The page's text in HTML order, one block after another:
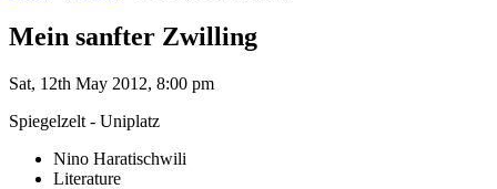
Mein sanfter Zwilling
Sat, 12th May 2012, 8:00 pm
Spiegelzelt - Uniplatz
Nino Haratischwili
Literature